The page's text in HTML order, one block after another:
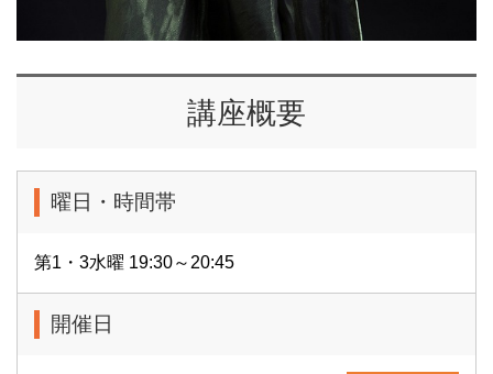
講座概要
曜日・時間帯
第1・3水曜 19:30～20:45
開催日